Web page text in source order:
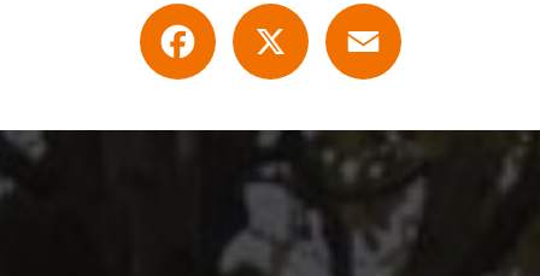
Facebook